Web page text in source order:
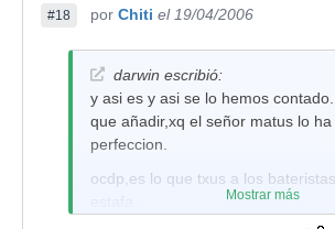
#18 por Chiti el 19/04/2006
darwin escribió:
y asi es y asi se lo hemos
que añadir,xq el señor matus lo ha
perfeccion.
ocdp,es lo que txus a los
Mostrar más